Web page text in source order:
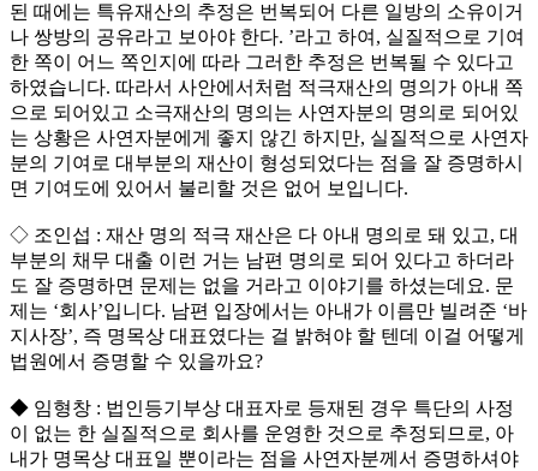
된 때에는 특유재산의 추정은 번복되어 다른 일방의 소유이거
나 쌍방의 공유라고 보아야 한다. ’라고 하여, 실질적으로 기여
한 쪽이 어느 쪽인지에 따라 그러한 추정은 번복될 수 있다고
하였습니다. 따라서 사안에서처럼 적극재산의 명의가 아내 쪽
으로 되어있고 소극재산의 명의는 사연자분의 명의로 되어있
는 상황은 사연자분에게 좋지 않긴 하지만, 실질적으로 사연자
분의 기여로 대부분의 재산이 형성되었다는 점을 잘 증명하시
면 기여도에 있어서 불리할 것은 없어 보입니다.
◇ 조인섭 : 재산 명의 적극 재산은 다 아내 명의로 돼 있고, 대
부분의 채무 대출 이런 거는 남편 명의로 되어 있다고 하더라
도 잘 증명하면 문제는 없을 거라고 이야기를 하셨는데요. 문
제는 ‘회사’입니다. 남편 입장에서는 아내가 이름만 빌려준 ‘바
지사장’, 즉 명목상 대표였다는 걸 밝혀야 할 텐데 이걸 어떻게
법원에서 증명할 수 있을까요?
◆ 임형창 : 법인등기부상 대표자로 등재된 경우 특단의 사정
이 없는 한 실질적으로 회사를 운영한 것으로 추정되므로, 아
내가 명목상 대표일 뿐이라는 점을 사연자분께서 증명하셔야